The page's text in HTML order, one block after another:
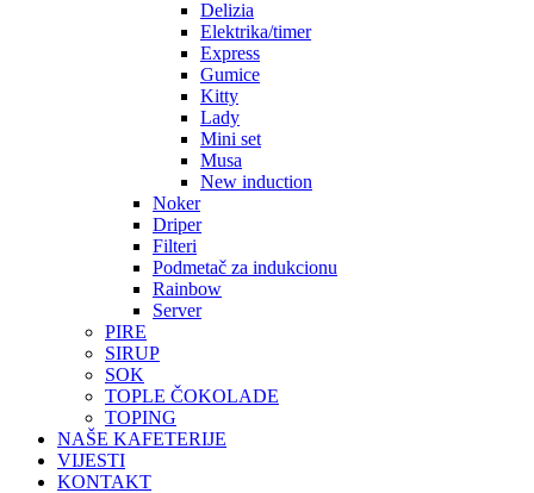
Delizia
Elektrika/timer
Express
Gumice
Kitty
Lady
Mini set
Musa
New induction
Noker
Driper
Filteri
Podmetač za indukcionu
Rainbow
Server
PIRE
SIRUP
SOK
TOPLE ČOKOLADE
TOPING
NAŠE KAFETERIJE
VIJESTI
KONTAKT